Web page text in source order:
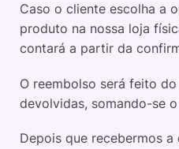
Caso o cliente escolha a
produto na nossa loja
contará a partir da
O reembolso será feito
devolvidas, somando-se
Depois que recebermos